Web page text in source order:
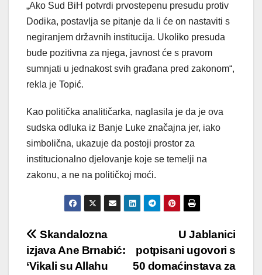
„Ako Sud BiH potvrdi prvostepenu presudu protiv
Dodika, postavlja se pitanje da li će on nastaviti s
negiranjem državnih institucija. Ukoliko presuda
bude pozitivna za njega, javnost će s pravom
sumnjati u jednakost svih građana pred zakonom“,
rekla je Topić.
Kao politička analitičarka, naglasila je da je ova
sudska odluka iz Banje Luke značajna jer, iako
simbolična, ukazuje da postoji prostor za
institucionalno djelovanje koje se temelji na
zakonu, a ne na političkoj moći.
Post
navigation
U Jablanici
potpisani ugovori s
50 domaćinstava za
Skandalozna
izjava Ane Brnabić:
‘Vikali su Allahu